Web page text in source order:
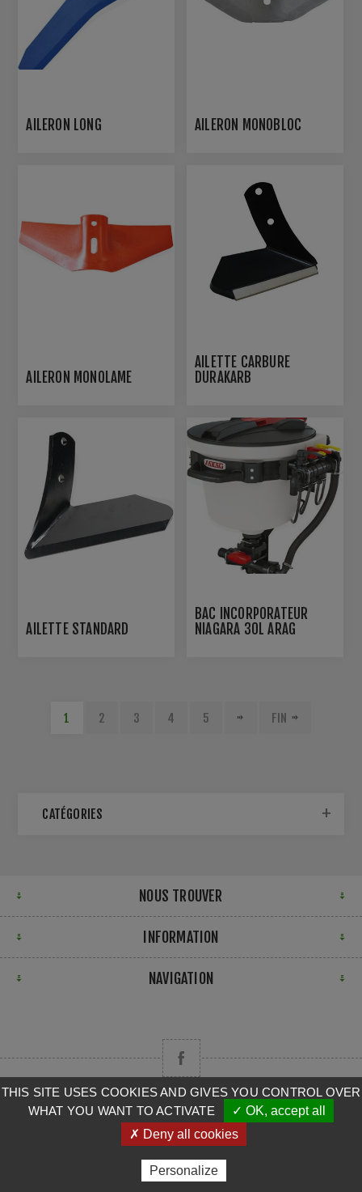
AILERON LONG AILERON MONOBLOC
AILERON MONOLAME
AILETTE CARBURE
DURAKARB
AILETTE STANDARD
BAC INCORPORATEUR
NIAGARA 30L ARAG
1 2 3 4 5 FIN
CATÉGORIES
NOUS TROUVER
INFORMATION
NAVIGATION
Copyright © 2026 CAMPA. Tous droits réservés.
Powered by nopCommerce
THIS SITE USES COOKIES AND GIVES YOU CONTROL OVER
WHAT YOU WANT TO ACTIVATE
✓ OK, accept all
✗ Deny all cookies
Personalize